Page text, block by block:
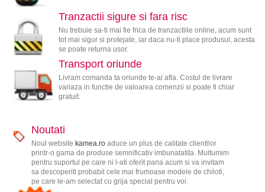
Tranzactii sigure si fara risc
Nu trebuie sa-ti mai fie frica de tranzactiile online, acum sunt
tot mai sigur si protejate, iar daca nu-ti place produsul, acesta
se poate returna usor.
Transport oriunde
Livram comanda ta oriunde te-ai afla. Costul de livrare
variaza in functie de valoarea comenzii si poate fi chiar
gratuit.
Noutati
Noul website kamea.roaduce un plus de calitate clientilor
printr-o gama de produse semnificativ imbunatatita. Multumim
pentru suportul pe care ni l-ati oferit pana acum si va invitam
sa descoperiti probabil cele mai frumoase modele de chiloti,
pe care le-am selectat cu grija special pentru voi.